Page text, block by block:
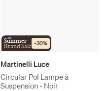
the
Summer
Brand Sale -30%
Martinelli Luce
Circular Pol Lampe à
Suspension - Noir